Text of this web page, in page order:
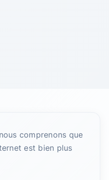
comprenons que
est bien plus